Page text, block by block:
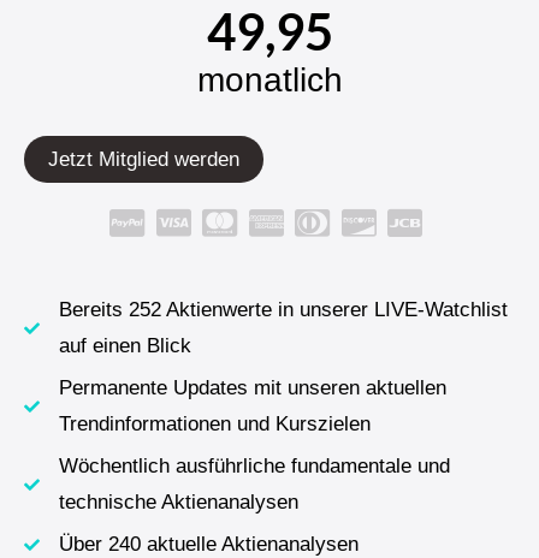
49,95
monatlich
Jetzt Mitglied werden
Bereits 252 Aktienwerte in unserer LIVE-Watchlist
auf einen Blick
Permanente Updates mit unseren aktuellen
Trendinformationen und Kurszielen
Wöchentlich ausführliche fundamentale und
technische Aktienanalysen
Über 240 aktuelle Aktienanalysen